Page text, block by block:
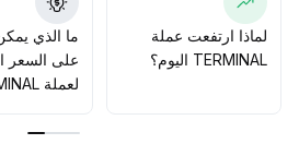
زيادة الطلب على توزيع الأصول، ويمكن
و220
.
لماذا ارتفعت عملة
TERMINAL اليوم؟
ما الذي
على السعر
لعملة TERMINAL؟